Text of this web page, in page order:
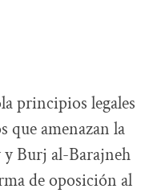
principios legales
que amenazan la
y Burj al-Barajneh
de oposición al